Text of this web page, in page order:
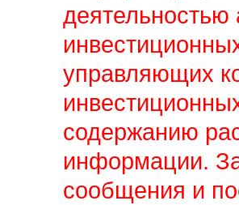
управляющих
содержанию
информации.
сообщения и